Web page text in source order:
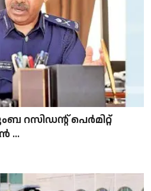
റസിഡന്റ് പെർമിറ്റ്
...